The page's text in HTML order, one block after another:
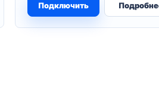
Подключить